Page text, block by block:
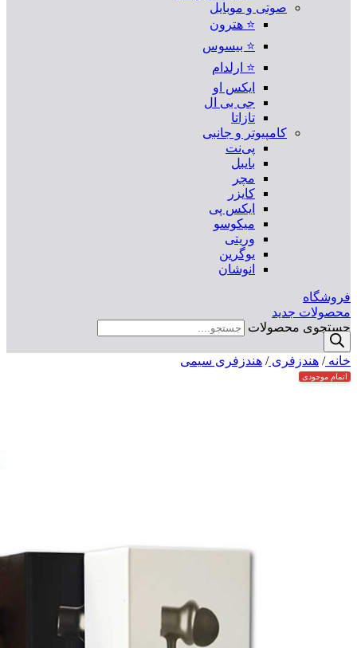
صوتی و موبایل
⭐ هترون
⭐ بیسوس
⭐ ارلدام
ایکس او
جی بی ال
تازاتا
کامپیوتر و جانبی
پی‌نت
بایبل
مچر
کایزر
ایکس پی
میکوسو
وریتی
یوگرین
انوشان
فروشگاه
محصولات جدید
جستجوی محصولات
خانه/ هندزفری/ هندزفری سیمی
اتمام موجودی